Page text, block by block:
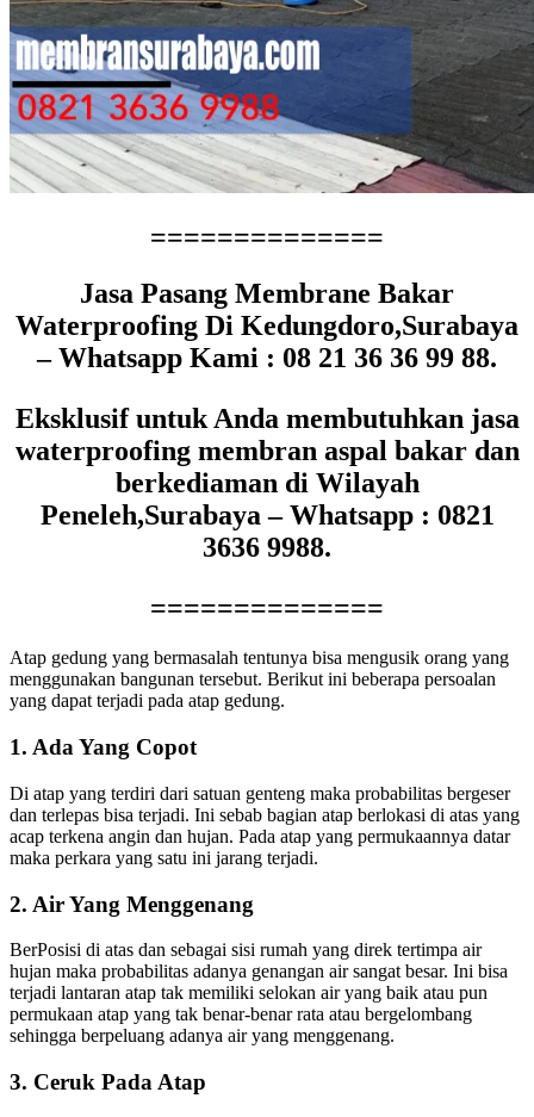
==============
Jasa Pasang Membrane Bakar
Waterproofing Di Kedungdoro,Surabaya
– Whatsapp Kami : 08 21 36 36 99 88.
Eksklusif untuk Anda membutuhkan jasa
waterproofing membran aspal bakar dan
berkediaman di Wilayah
Peneleh,Surabaya – Whatsapp : 0821
3636 9988.
==============
Atap gedung yang bermasalah tentunya bisa mengusik orang yang
menggunakan bangunan tersebut. Berikut ini beberapa persoalan
yang dapat terjadi pada atap gedung.
1. Ada Yang Copot
Di atap yang terdiri dari satuan genteng maka probabilitas bergeser
dan terlepas bisa terjadi. Ini sebab bagian atap berlokasi di atas yang
acap terkena angin dan hujan. Pada atap yang permukaannya datar
maka perkara yang satu ini jarang terjadi.
2. Air Yang Menggenang
BerPosisi di atas dan sebagai sisi rumah yang direk tertimpa air
hujan maka probabilitas adanya genangan air sangat besar. Ini bisa
terjadi lantaran atap tak memiliki selokan air yang baik atau pun
permukaan atap yang tak benar-benar rata atau bergelombang
sehingga berpeluang adanya air yang menggenang.
3. Ceruk Pada Atap